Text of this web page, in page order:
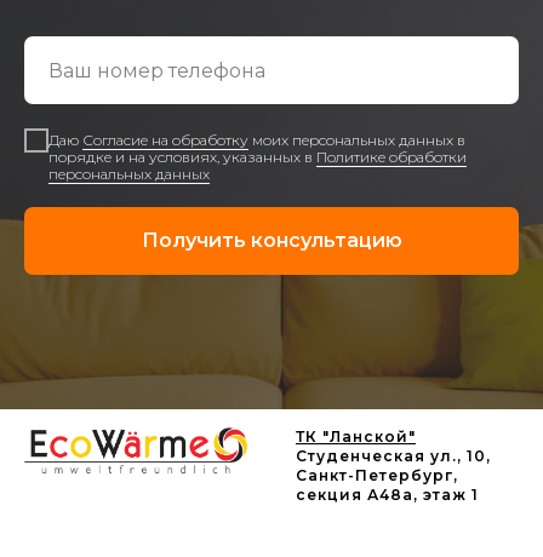
Даю Согласие на обработку моих персональных данных в
порядке и на условиях, указанных в Политике обработки
персональных данных
Получить консультацию
ТК "Ланской"
Студенческая ул., 10,
Санкт-Петербург,
секция А48а, этаж 1